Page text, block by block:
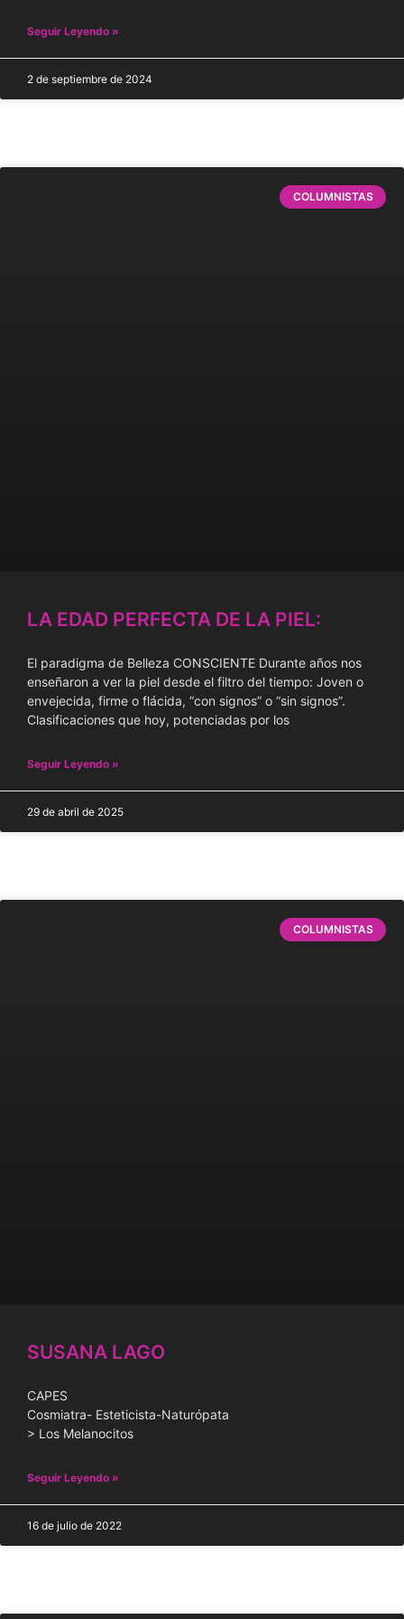
Seguir Leyendo »
2 de septiembre de 2024
COLUMNISTAS
LA EDAD PERFECTA DE LA PIEL:
El paradigma de Belleza CONSCIENTE Durante años nos
enseñaron a ver la piel desde el filtro del tiempo: Joven o
envejecida, firme o flácida, “con signos” o “sin signos”.
Clasificaciones que hoy, potenciadas por los
Seguir Leyendo »
29 de abril de 2025
COLUMNISTAS
SUSANA LAGO
CAPES
Cosmiatra- Esteticista-Naturópata
> Los Melanocitos
Seguir Leyendo »
16 de julio de 2022